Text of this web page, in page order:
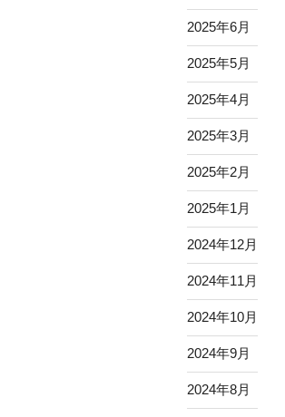
2025年6月
2025年5月
2025年4月
2025年3月
2025年2月
2025年1月
2024年12月
2024年11月
2024年10月
2024年9月
2024年8月